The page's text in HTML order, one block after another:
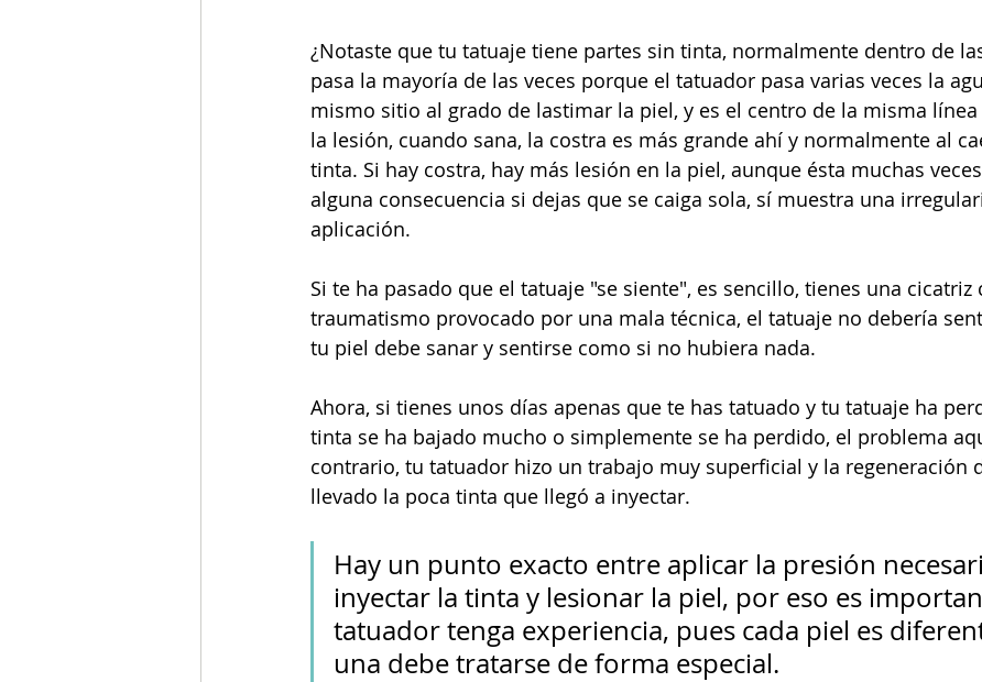
¿Notaste que tu tatuaje tiene partes sin tinta, normalmente dentro de
pasa la mayoría de las veces porque el tatuador pasa varias veces la
mismo sitio al grado de lastimar la piel, y es el centro de la misma
la lesión, cuando sana, la costra es más grande ahí y normalmente al
tinta. Si hay costra, hay más lesión en la piel, aunque ésta muchas
alguna consecuencia si dejas que se caiga sola, sí muestra una
aplicación.
Si te ha pasado que el tatuaje "se siente", es sencillo, tienes una cicatriz
traumatismo provocado por una mala técnica, el tatuaje no debería
tu piel debe sanar y sentirse como si no hubiera nada.
Ahora, si tienes unos días apenas que te has tatuado y tu tatuaje ha
tinta se ha bajado mucho o simplemente se ha perdido, el problema
contrario, tu tatuador hizo un trabajo muy superficial y la regeneración
llevado la poca tinta que llegó a inyectar.
Hay un punto exacto entre aplicar la presión
inyectar la tinta y lesionar la piel, por eso es
tatuador tenga experiencia, pues cada piel es
una debe tratarse de forma especial.